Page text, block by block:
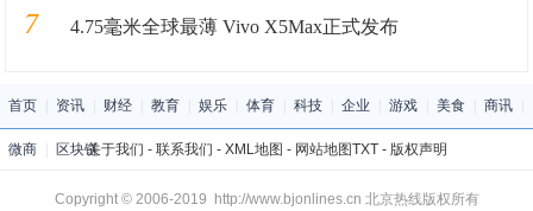
7 4.75毫米全球最薄 Vivo X5Max正式发布
首页 资讯 财经 教育 娱乐 体育 科技 企业 游戏 美食 商讯
微商 区块链关于我们 - 联系我们 - XML地图 - 网站地图TXT- 版权声明
Copyright © 2006-2019 http://www.bjonlines.cn 北京热线版权所有